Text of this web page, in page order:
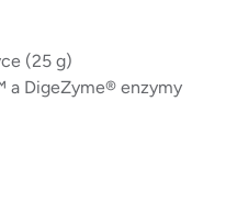
(25 g)
a DigeZyme® enzymy